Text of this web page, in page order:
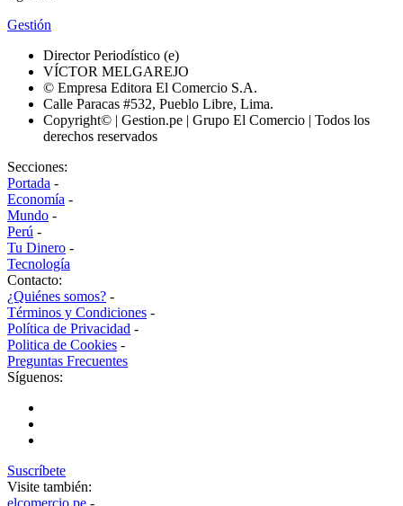
Gestión
Director Periodístico (e)
VÍCTOR MELGAREJO
© Empresa Editora El Comercio S.A.
Calle Paracas #532, Pueblo Libre, Lima.
Copyright© | Gestion.pe | Grupo El Comercio | Todos los
derechos reservados
Secciones:
Portada -
Economía -
Mundo -
Perú -
Tu Dinero -
Tecnología
Contacto:
¿Quiénes somos? -
Términos y Condiciones -
Política de Privacidad -
Politica de Cookies -
Preguntas Frecuentes
Síguenos:
Suscríbete
Visite también:
elcomercio.pe -